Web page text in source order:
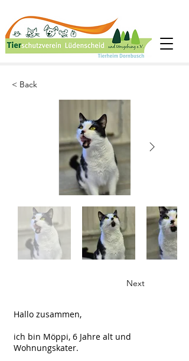
< Back
Next
Hallo zusammen,
ich bin Möppi, 6 Jahre alt und
Wohnungskater.